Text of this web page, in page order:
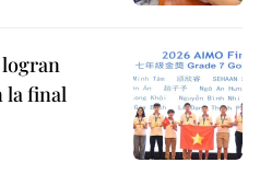
la final